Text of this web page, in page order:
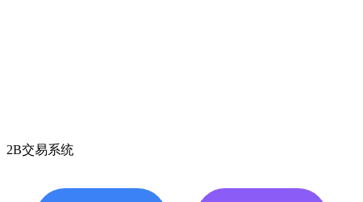
2B交易系统